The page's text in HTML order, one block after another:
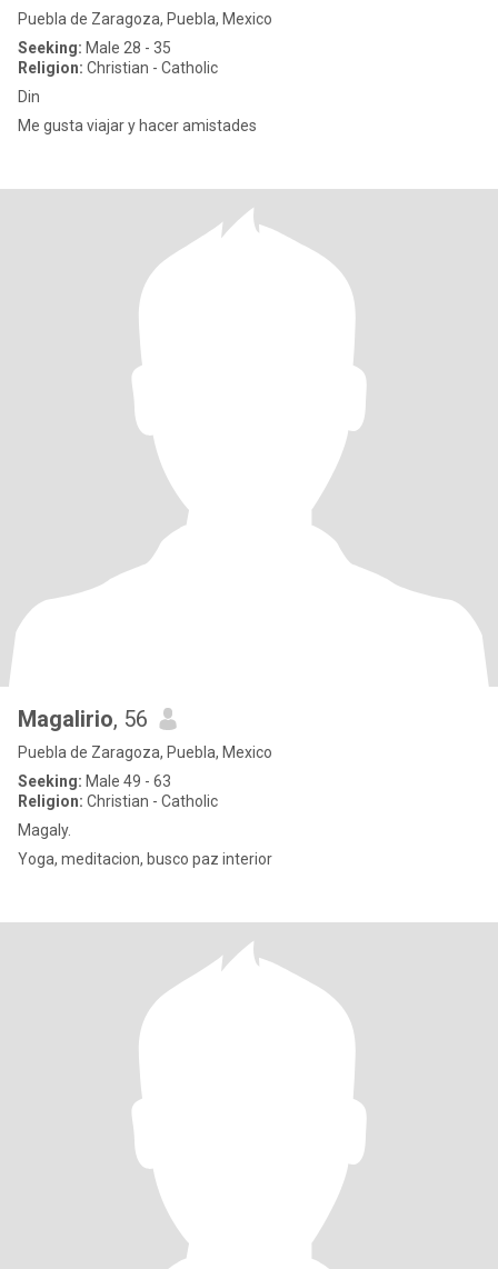
Puebla de Zaragoza, Puebla, Mexico
Seeking: Male 28 - 35
Religion: Christian - Catholic
Din
Me gusta viajar y hacer amistades
Magalirio, 56
Puebla de Zaragoza, Puebla, Mexico
Seeking: Male 49 - 63
Religion: Christian - Catholic
Magaly.
Yoga, meditacion, busco paz interior